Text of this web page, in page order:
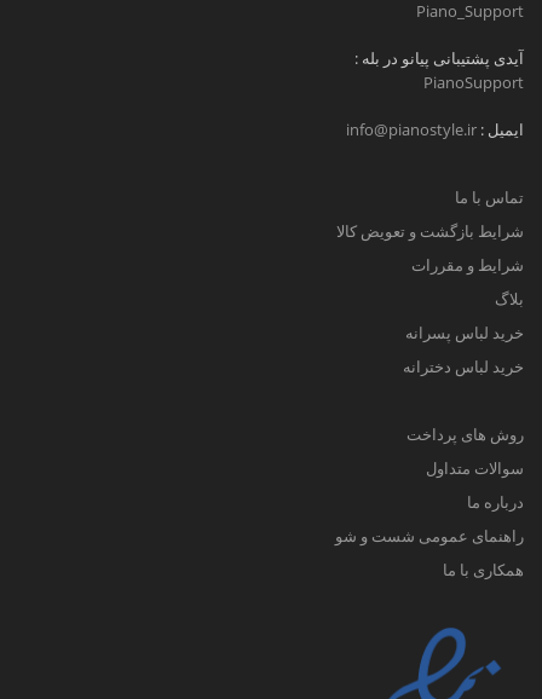
Piano_Support
آیدی پشتیبانی پیانو در بله :
PianoSupport
ایمیل : info@pianostyle.ir
تماس با ما
شرایط بازگشت و تعویض کالا
شرایط و مقررات
بلاگ
خرید لباس پسرانه
خرید لباس دخترانه
روش های پرداخت
سوالات متداول
درباره ما
راهنمای عمومی شست و شو
همکاری با ما